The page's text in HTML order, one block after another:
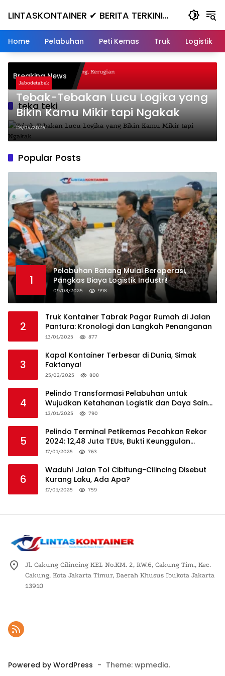
LINTASKONTAINER ✔ BERITA TERKINI
KONTAINER TERBARU HARI INI
Home Pelabuhan Peti Kemas Truk Logistik
Breaking News
Nanjak, Masuk ke Jurang, Kerugian
teka teki
Jabodetabek
Tebak-Tebakan Lucu Logika yang
Bikin Kamu Mikir tapi Ngakak
26/04/2026
Popular Posts
1
Pelabuhan Batang Mulai Beroperasi,
Pangkas Biaya Logistik Industri!
09/08/2025 998
2
Truk Kontainer Tabrak Pagar Rumah di Jalan
Pantura: Kronologi dan Langkah Penanganan
13/01/2025 877
3
Kapal Kontainer Terbesar di Dunia, Simak
Faktanya!
25/02/2025 808
4
Pelindo Transformasi Pelabuhan untuk
Wujudkan Ketahanan Logistik dan Daya Saing
Global
13/01/2025 790
5
Pelindo Terminal Petikemas Pecahkan Rekor
2024: 12,48 Juta TEUs, Bukti Keunggulan
Logistik Nasional
17/01/2025 763
6
Waduh! Jalan Tol Cibitung-Cilincing Disebut
Kurang Laku, Ada Apa?
17/01/2025 759
Jl. Cakung Cilincing KEL No.KM. 2, RW.6, Cakung Tim., Kec.
Cakung, Kota Jakarta Timur, Daerah Khusus Ibukota Jakarta
13910
Powered by WordPress - Theme: wpmedia.